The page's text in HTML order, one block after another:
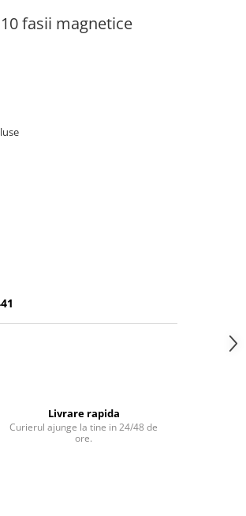
fasii magnetice
Livrare rapida
Curierul ajunge la tine in 24/48 de
ore.